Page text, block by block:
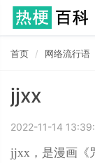
首页 网络流行语
jjxx
2022-11-14
jjxx，是漫画《